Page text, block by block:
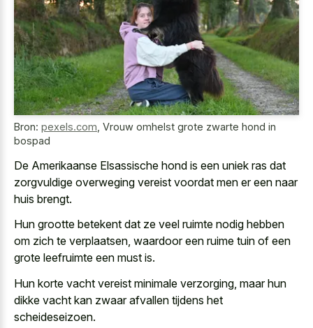
Bron: pexels.com Vrouw omhelst grote zwarte hond in
bospad
De Amerikaanse Elsassische hond is een uniek ras dat
zorgvuldige overweging vereist voordat men er een naar
huis brengt.
Hun grootte betekent dat ze veel ruimte nodig hebben
om zich te verplaatsen, waardoor een ruime tuin of een
grote leefruimte een must is.
Hun korte vacht vereist minimale verzorging, maar hun
dikke vacht kan zwaar afvallen tijdens het
scheideseizoen.